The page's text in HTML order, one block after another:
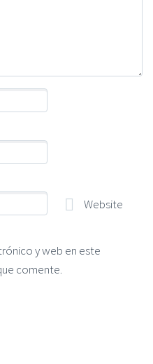
Website
y web en este
comente.